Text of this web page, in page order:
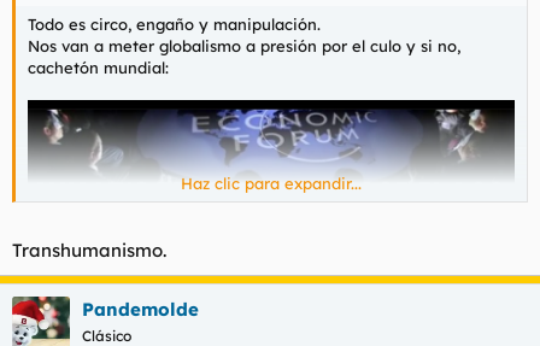
Todo es circo, engaño y manipulación.
Nos van a meter globalismo a presión por el culo y si no,
cachetón mundial:
Haz clic para expandir...
Transhumanismo.
Pandemolde
Clásico